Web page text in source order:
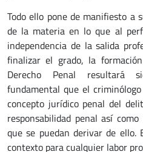
Todo ello pone de manifiesto a
de la materia en lo que al
independencia de la salida
finalizar el grado, la
Derecho Penal resultará
fundamental que el
concepto jurídico penal del
responsabilidad penal así
que se puedan derivar de ello.
contexto para cualquier labor